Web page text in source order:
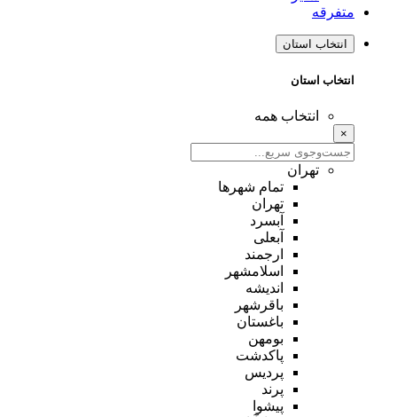
متفرقه
انتخاب استان
انتخاب استان
انتخاب همه
×
تهران
تمام شهر‌ها
تهران
آبسرد
آبعلی
ارجمند
اسلامشهر
اندیشه
باقرشهر
باغستان
بومهن
پاکدشت
پردیس
پرند
پیشوا